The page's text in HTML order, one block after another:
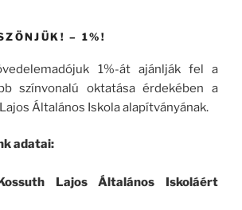
– 1%!
1%-át ajánlják fel a
színvonalú oktatása érdekében a
Általános Iskola alapítványának.
adatai:
Lajos Általános Iskoláért